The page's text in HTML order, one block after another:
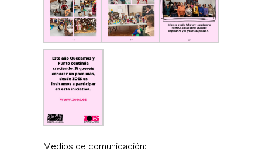
Medios de comunicación: